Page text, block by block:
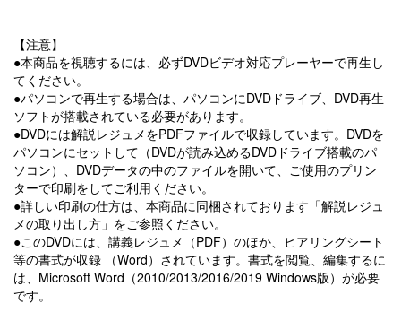
【注意】
●本商品を視聴するには、必ずDVDビデオ対応プレーヤーで再生し
てください。
●パソコンで再生する場合は、パソコンにDVDドライブ、DVD再生
ソフトが搭載されている必要があります。
●DVDには解説レジュメをPDFファイルで収録しています。DVDを
パソコンにセットして（DVDが読み込めるDVDドライブ搭載のパ
ソコン）、DVDデータの中のファイルを開いて、ご使用のプリン
ターで印刷をしてご利用ください。
●詳しい印刷の仕方は、本商品に同梱されております「解説レジュ
メの取り出し方」をご参照ください。
●このDVDには、講義レジュメ（PDF）のほか、ヒアリングシート
等の書式が収録 （Word）されています。書式を閲覧、編集するに
は、Microsoft Word（2010/2013/2016/2019 Windows版）が必要
です。